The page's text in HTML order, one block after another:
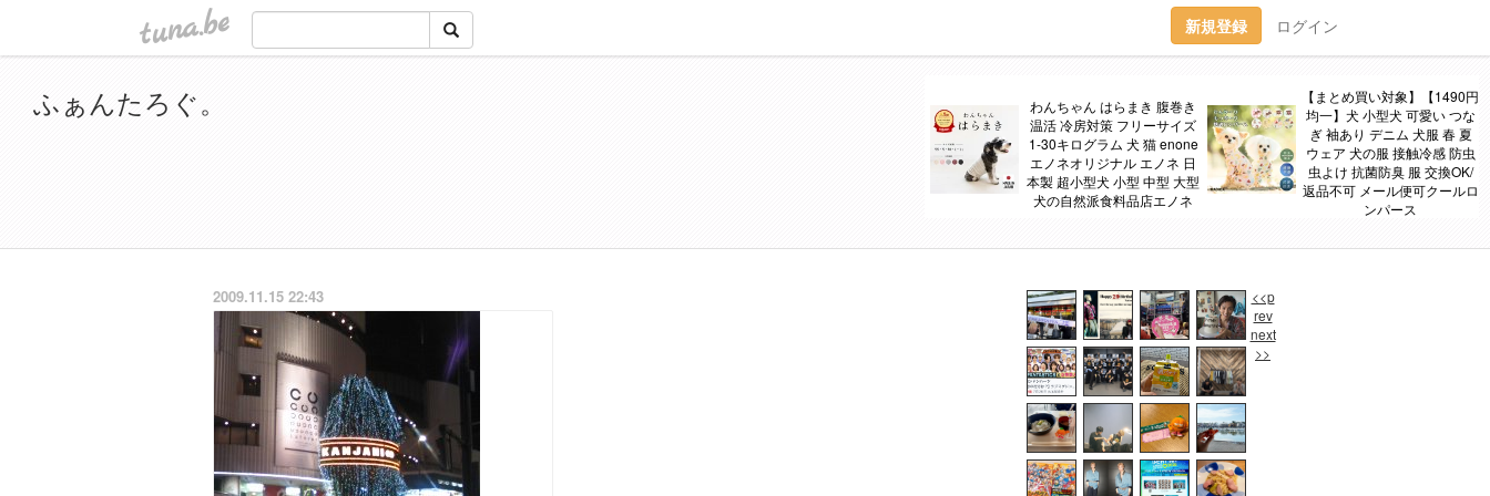
tuna.be 新規登録 ログイン
わんちゃん はらまき 腹巻き
温活 冷房対策 フリーサイズ
1-30キログラム 犬 猫 enone
エノネオリジナル エノネ 日
本製 超小型犬 小型 中型 大型
犬の自然派食料品店エノネ
【まとめ買い対象】【1490円
均一】犬 小型犬 可愛い つな
ぎ 袖あり デニム 犬服 春 夏
ウェア 犬の服 接触冷感 防虫
虫よけ 抗菌防臭 服 交換OK/
返品不可 メール便可クールロ
ンパース
ふぁんたろぐ。
<<p
rev
next
>>
2009.11.15 22:43